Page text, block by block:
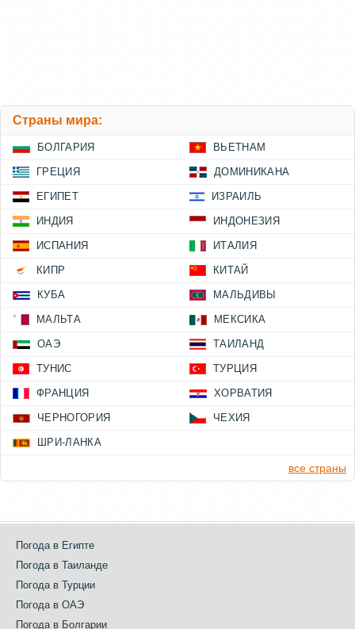
Страны мира:
БОЛГАРИЯ ВЬЕТНАМ
ГРЕЦИЯ ДОМИНИКАНА
ЕГИПЕТ ИЗРАИЛЬ
ИНДИЯ ИНДОНЕЗИЯ
ИСПАНИЯ ИТАЛИЯ
КИПР КИТАЙ
КУБА МАЛЬДИВЫ
МАЛЬТА МЕКСИКА
ОАЭ ТАИЛАНД
ТУНИС ТУРЦИЯ
ФРАНЦИЯ ХОРВАТИЯ
ЧЕРНОГОРИЯ ЧЕХИЯ
ШРИ-ЛАНКА
все страны
Погода в Египте
Погода в Таиланде
Погода в Турции
Погода в ОАЭ
Погода в Болгарии